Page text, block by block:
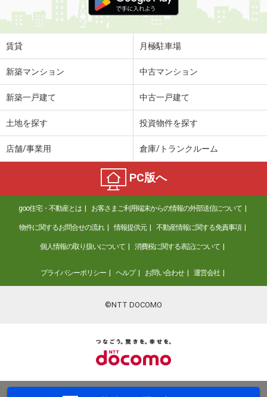
賃貸 月極駐車場
新築マンション 中古マンション
新築一戸建て 中古一戸建て
土地を探す 投資物件を探す
店舗/事業用 倉庫/トランクルーム
PC版へ
goo住宅・不動産とは お客さまご利用端末からの情報の外部送信について
物件に関するお問合せの流れ 情報提供元 不動産情報に関する免責事項
個人情報の取り扱いについて 消費税に関する表記について
プライバシーポリシー ヘルプ お問い合わせ 運営会社
©NTT DOCOMO